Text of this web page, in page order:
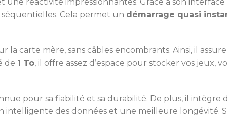
Cela permet un démarrage quasi
la carte mère, sans câbles encombrants. Ainsi, il
de 1 To, il offre assez d’espace pour stocker vos jeux,
pour sa fiabilité et sa durabilité. De plus, il intègre
intelligente des données et une meilleure longévité.